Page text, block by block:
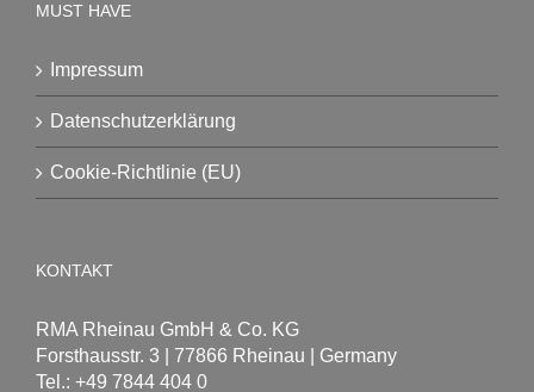
MUST HAVE
Impressum
Datenschutzerklärung
Cookie-Richtlinie (EU)
KONTAKT
RMA Rheinau GmbH & Co. KG
Forsthausstr. 3 | 77866 Rheinau | Germany
Tel.: +49 7844 404 0